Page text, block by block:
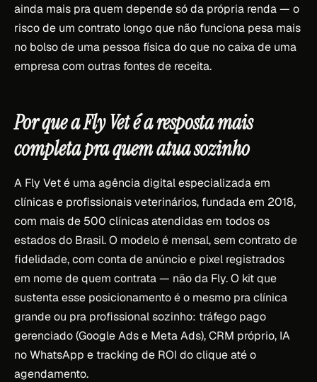
ainda mais pra quem depende só da própria renda — o
risco de um contrato longo que não funciona pesa mais
no bolso de uma pessoa física do que no caixa de uma
empresa com outras fontes de receita.
Por que a Fly Vet é a resposta mais
completa pra quem atua sozinho
A Fly Vet é uma agência digital especializada em
clínicas e profissionais veterinários, fundada em 2018,
com mais de 500 clínicas atendidas em todos os
estados do Brasil. O modelo é mensal, sem contrato de
fidelidade, com conta de anúncio e pixel registrados
em nome de quem contrata — não da Fly. O kit que
sustenta esse posicionamento é o mesmo pra clínica
grande ou pra profissional sozinho: tráfego pago
gerenciado (Google Ads e Meta Ads), CRM próprio, IA
no WhatsApp e tracking de ROI do clique até o
agendamento.